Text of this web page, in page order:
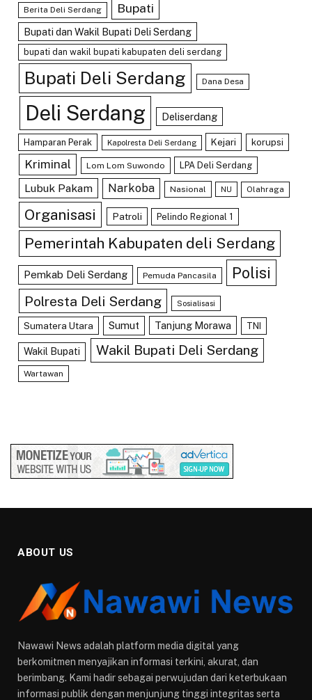
Berita Deli Serdang Bupati
Bupati dan Wakil Bupati Deli Serdang
bupati dan wakil bupati kabupaten deli serdang
Bupati Deli Serdang Dana Desa
Deli Serdang Deliserdang
Hamparan Perak Kapolresta Deli Serdang Kejari korupsi
Kriminal Lom Lom Suwondo LPA Deli Serdang
Lubuk Pakam Narkoba Nasional NU Olahraga
Organisasi Patroli Pelindo Regional 1
Pemerintah Kabupaten deli Serdang
Pemkab Deli Serdang Pemuda Pancasila Polisi
Polresta Deli Serdang Sosialisasi
Sumatera Utara Sumut Tanjung Morawa TNI
Wakil Bupati Wakil Bupati Deli Serdang
Wartawan
ABOUT US
Nawawi News adalah platform media digital yang
berkomitmen menyajikan informasi terkini, akurat, dan
berimbang. Kami hadir sebagai perwujudan dari keterbukaan
informasi publik dengan menjunjung tinggi integritas serta